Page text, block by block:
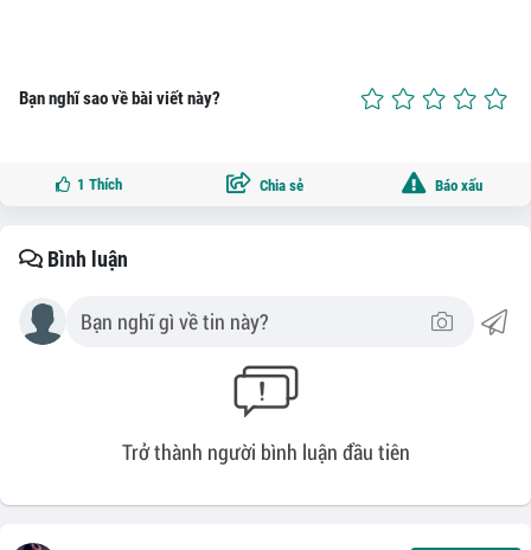
Bạn nghĩ sao về bài viết này?
1 Thích Chia sẻ Báo xấu
Bình luận
Trở thành người bình luận đầu tiên